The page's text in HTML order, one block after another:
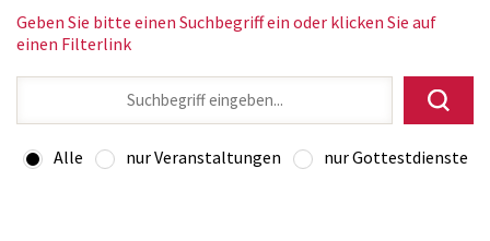
Geben Sie bitte einen Suchbegriff ein oder klicken Sie auf
einen Filterlink
Alle nur Veranstaltungen nur Gottestdienste